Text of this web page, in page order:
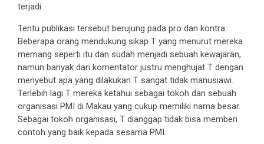
terjadi.
Tentu publikasi tersebut berujung pada pro dan kontra.
Beberapa orang mendukung sikap T yang menurut mereka
memang seperti itu dan sudah menjadi sebuah kewajaran,
namun banyak dari komentator justru menghujat T dengan
menyebut apa yang dilakukan T sangat tidak manusiawi.
Terlebih lagi T mereka ketahui sebagai tokoh dari sebuah
organisasi PMI di Makau yang cukup memiliki nama besar.
Sebagai tokoh organisasi, T dianggap tidak bisa memberi
contoh yang baik kepada sesama PMI.